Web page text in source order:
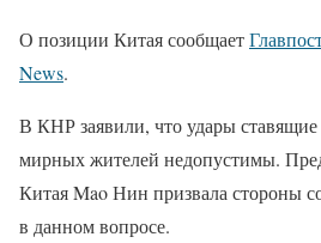
О позиции Китая сообщает
News.
В КНР заявили, что удары
мирных жителей недопустимы.
Китая Mao Нин призвала стороны
в данном вопросе.